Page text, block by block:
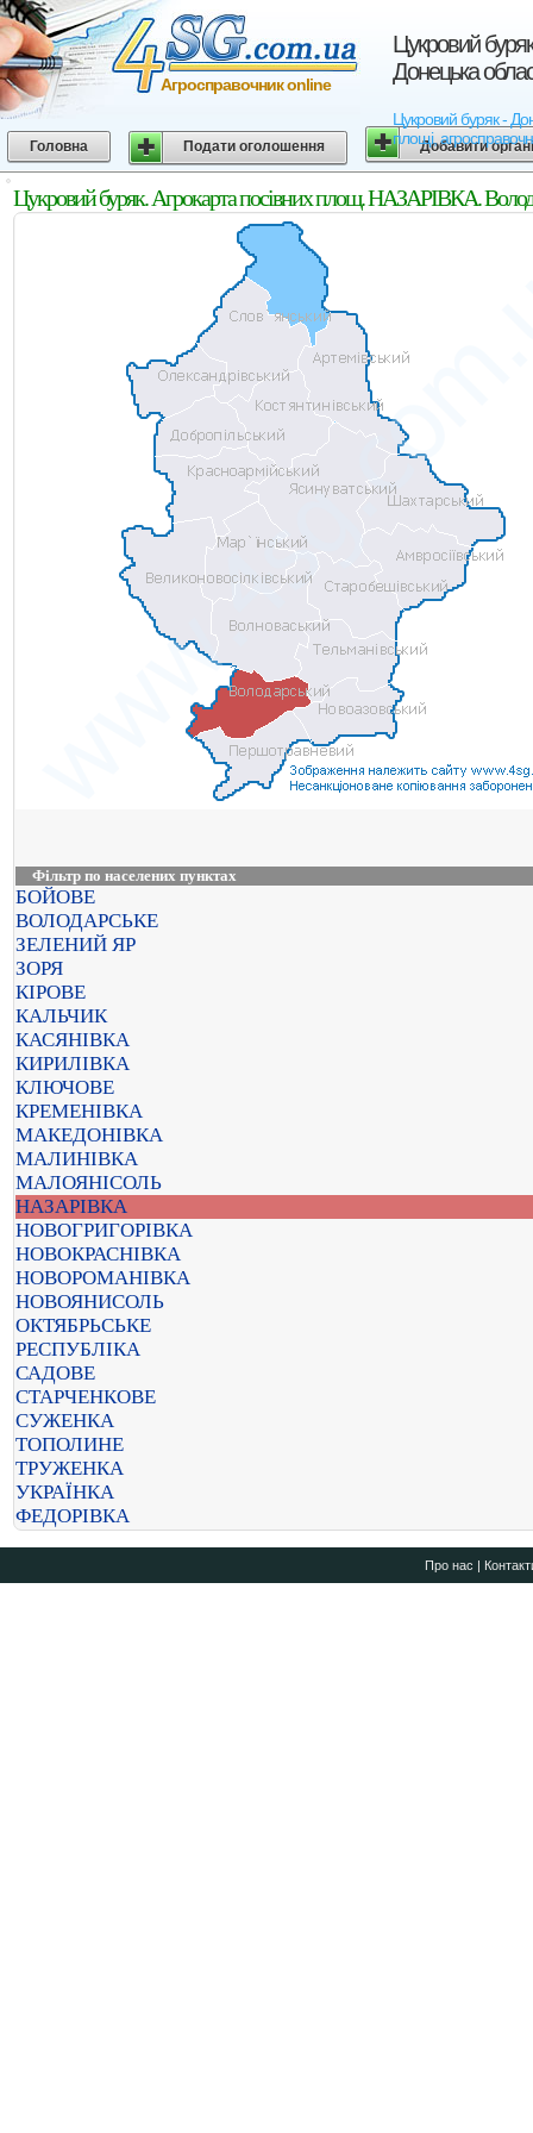
Цукровий
Донецька
Цукровий буряк -
площі,
Агросправочник online
Головна Подати оголошення Добавити
Цукровий буряк. Агрокарта посівних площ. НАЗАРІВКА.
Фільтр по населених пунктах
БОЙОВЕ
ВОЛОДАРСЬКЕ
ЗЕЛЕНИЙ ЯР
ЗОРЯ
КІРОВЕ
КАЛЬЧИК
КАСЯНІВКА
КИРИЛІВКА
КЛЮЧОВЕ
КРЕМЕНІВКА
МАКЕДОНІВКА
МАЛИНІВКА
МАЛОЯНІСОЛЬ
НАЗАРІВКА
НОВОГРИГОРІВКА
НОВОКРАСНІВКА
НОВОРОМАНІВКА
НОВОЯНИСОЛЬ
ОКТЯБРЬСЬКЕ
РЕСПУБЛІКА
САДОВЕ
СТАРЧЕНКОВЕ
СУЖЕНКА
ТОПОЛИНЕ
ТРУЖЕНКА
УКРАЇНКА
ФЕДОРІВКА
Про нас |